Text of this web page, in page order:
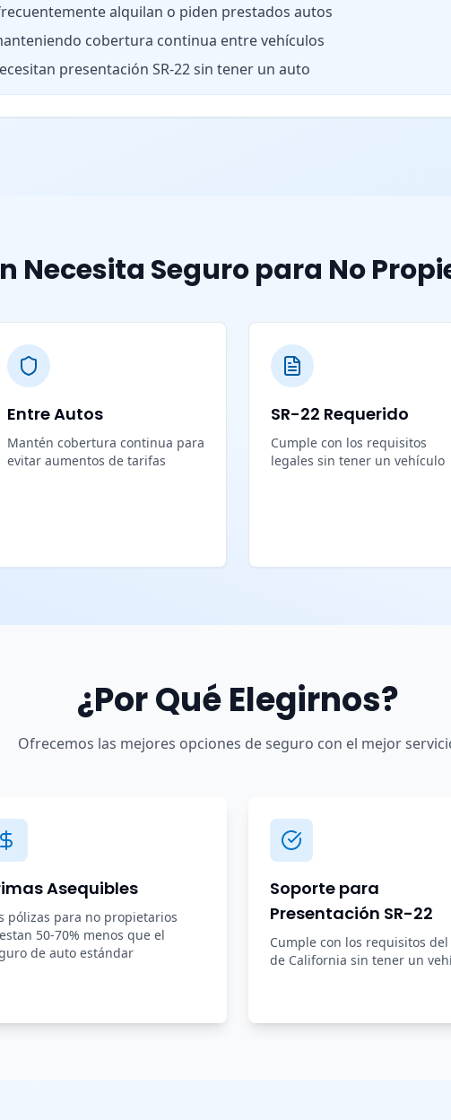
alquilan o piden prestados autos
cobertura continua entre vehículos
presentación SR-22 sin tener un auto
Necesita Seguro para No
Entre Autos
Mantén cobertura continua para
evitar aumentos de tarifas
SR-22 Requerido
Cumple con los requisitos
legales sin tener un vehículo
¿Por Qué Elegirnos?
Ofrecemos las mejores opciones de seguro con el mejor
Asequibles
pólizas para no propietarios
50-70% menos que el
de auto estándar
Soporte para
Presentación SR-22
Cumple con los requisitos del
de California sin tener un